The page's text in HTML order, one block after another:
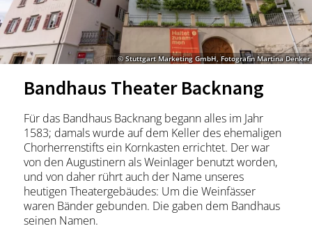
Stadtführungen
Events & Tickets
Ausflugsziele
Erlebnisse
Wein
Radfahren
Wandern
© Stuttgart Marketing GmbH, Fotografin Martina Denker
Bandhaus Theater Backnang
Für das Bandhaus Backnang begann alles im Jahr
1583; damals wurde auf dem Keller des ehemaligen
Chorherrenstifts ein Kornkasten errichtet. Der war
von den Augustinern als Weinlager benutzt worden,
und von daher rührt auch der Name unseres
heutigen Theatergebäudes: Um die Weinfässer
waren Bänder gebunden. Die gaben dem Bandhaus
seinen Namen.